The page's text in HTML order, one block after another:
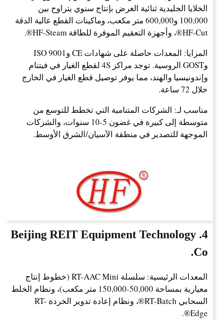
الخلايا الجليدية ثنائية الغرض بإنتاج سنوي يتراوح بين
100,000 و600,000 متر مكعب، وماكينات القطع عالية الدقة
HF-Cut®، وأجهزة التعقيم الموفرة للطاقة HF-Steam®.
المزايا: المعدات حاصلة على شهادات CE وISO 9001
وGOST الروسية. توجد مراكز 4S لقطع الغيار في فيتنام
وإندونيسيا والهند، مما يوفر توصيل قطع الغيار في الخارج
خلال 72 ساعة.
مناسب لـ: الشركات المتنامية التي تخطط للتوسع من
متوسطة إلى كبيرة في غضون 5-10 سنوات، والشركات
الموجهة للتصدير في منطقة الآسيان/الشرق الأوسط.
4. Beijing REIT Equipment Technology
Co.
المعدات الرئيسية: سلسلة RT-AAC Mini (خطوط إنتاج
معيارية بمساحة 50,000-150,000 متر مكعب)، ونظام الخلط
السحابي RT-Batch®، ونظام إعادة تدوير الخردة RT-
Edge®.